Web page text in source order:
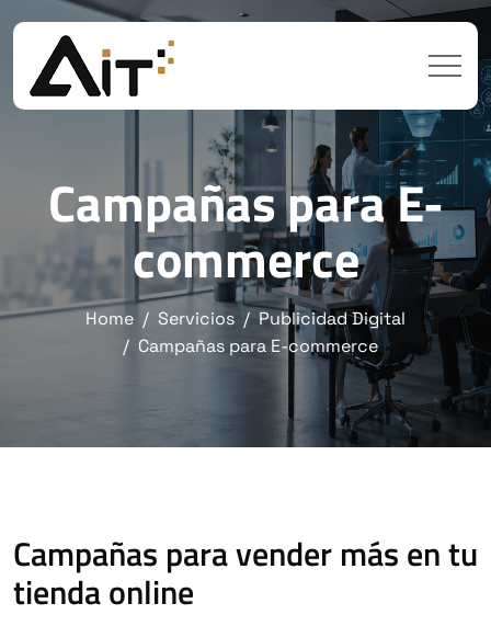
Campañas para E-
commerce
Home Servicios
Publicidad Digital
Campañas para E-commerce
Campañas para vender más en tu
tienda online